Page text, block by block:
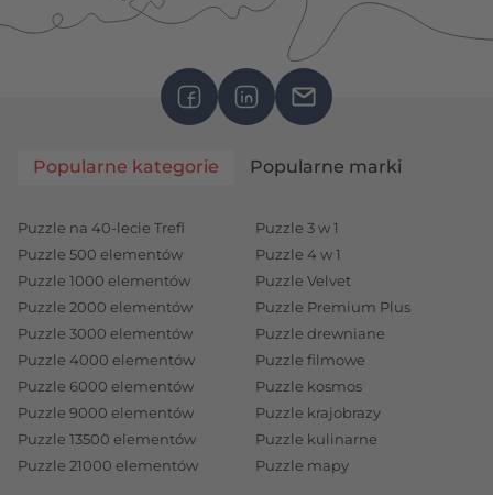
Popularne kategorie Popularne marki
Puzzle na 40-lecie Trefl
Puzzle 500 elementów
Puzzle 1000 elementów
Puzzle 2000 elementów
Puzzle 3000 elementów
Puzzle 4000 elementów
Puzzle 6000 elementów
Puzzle 9000 elementów
Puzzle 13500 elementów
Puzzle 21000 elementów
Puzzle 3 w 1
Puzzle 4 w 1
Puzzle Velvet
Puzzle Premium Plus
Puzzle drewniane
Puzzle filmowe
Puzzle kosmos
Puzzle krajobrazy
Puzzle kulinarne
Puzzle mapy